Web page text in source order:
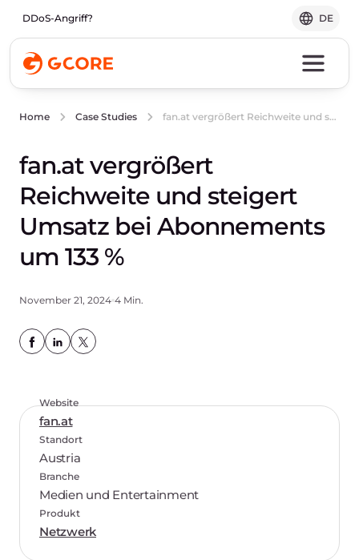
DDoS-Angriff? DE
Home Case Studies fan.at vergrößert Reichweite und steigert Umsatz bei Abonnements um 133 %
fan.at vergrößert
Reichweite und steigert
Umsatz bei Abonnements
um 133 %
November 21, 2024 4 Min.
Website
fan.at
Standort
Austria
Branche
Medien und Entertainment
Produkt
Netzwerk